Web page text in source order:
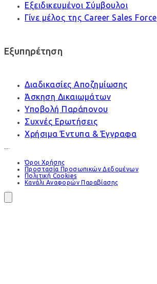
Εξειδικευμένοι Σύμβουλοι
Γίνε μέλος της Career Sales Force
Εξυπηρέτηση
Διαδικασίες Αποζημίωσης
Άσκηση Δικαιωμάτων
Υποβολή Παράπονου
Συχνές Ερωτήσεις
Χρήσιμα Έντυπα & Έγγραφα
Όροι Χρήσης
Προστασία Προσωπικών Δεδομένων
Πολιτική Cookies
Κανάλι Αναφορών Παραβίασης